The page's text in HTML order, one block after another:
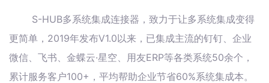
S-HUB多系统集成连接器，致力于让多系统集成变得
更简单，2019年发布V1.0以来，已集成主流的钉钉、企业
微信、飞书、金蝶云·星空、用友ERP等各类系统50余个，
累计服务客户100+，平均帮助企业节省60%系统集成本。